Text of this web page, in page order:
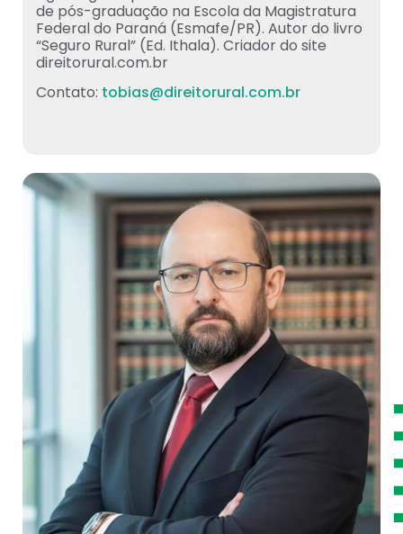
de pós-graduação na Escola da Magistratura
Federal do Paraná (Esmafe/PR). Autor do livro
“Seguro Rural” (Ed. Ithala). Criador do site
direitorural.com.br
Contato: tobias@direitorural.com.br